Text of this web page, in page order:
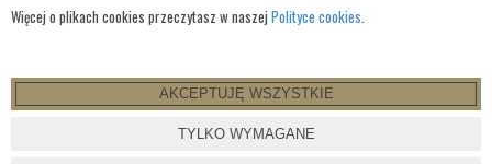
Więcej o plikach cookies przeczytasz w naszej Polityce cookies.
AKCEPTUJĘ WSZYSTKIE
TYLKO WYMAGANE
© WSZELKIE PRAWA ZASTRZEŻONE 2017 |PIELEGNACJAAUT.PL